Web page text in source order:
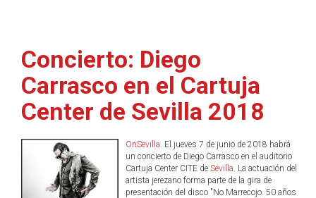
Concierto: Diego
Carrasco en el Cartuja
Center de Sevilla 2018
OnSevilla. El jueves 7 de junio de 2018 habrá
un concierto de Diego Carrasco en el auditorio
Cartuja Center CITE de Sevilla. La actuación del
artista jerezano forma parte de la gira de
presentación del disco "No Marrecojo. 50 años